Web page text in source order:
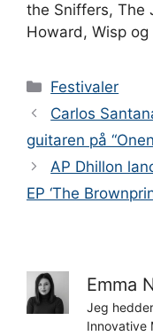
the Sniffers, The
Howard, Wisp og
Kategorier
Festivaler
Carlos
guitaren på
AP Dhillon
EP ‘The
Emma
Jeg
Innovative